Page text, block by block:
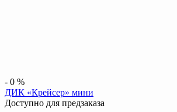
- 0 %
ДИК «Крейсер» мини
Доступно для предзаказа